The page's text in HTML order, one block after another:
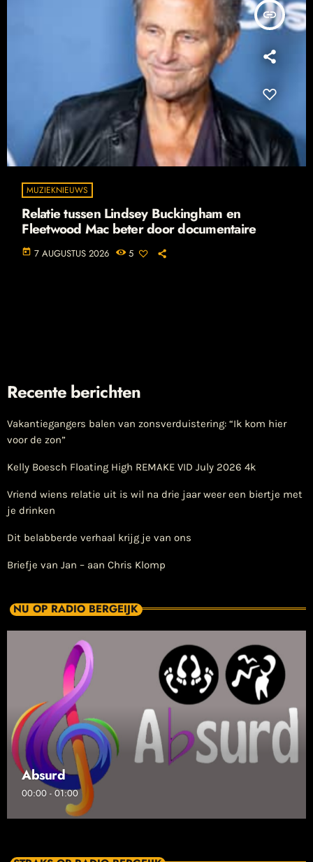
insert_link
MUZIEKNIEUWS
Relatie tussen Lindsey Buckingham en
Fleetwood Mac beter door documentaire
today 7 AUGUSTUS 2026 5
Recente berichten
Vakantiegangers balen van zonsverduistering: “Ik kom hier
voor de zon”
Kelly Boesch Floating High REMAKE VID July 2026 4k
Vriend wiens relatie uit is wil na drie jaar weer een biertje met
je drinken
Dit belabberde verhaal krijg je van ons
Briefje van Jan – aan Chris Klomp
NU OP RADIO BERGEIJK
Absurd
00:00 - 01:00